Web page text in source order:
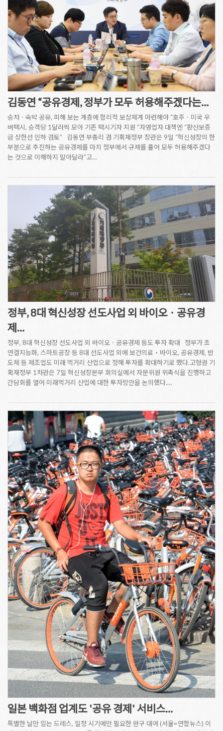
김동연 “공유경제, 정부가 모두 허용해주겠다는…
승차ㆍ숙박 공유, 피해 보는 계층에 합리적 보상체계 마련해야 “호주ㆍ미국 우
버택시, 승객당 1달러씩 모아 기존 택시기자 지원 ”자영업자 대책엔 “환산보증
금 상한선 인하 검토” 김동연 부총리 겸 기획재정부 장관은 9일 “혁신성장의 한
부분으로 추진하는 공유경제를 마치 정부에서 규제를 풀어 모두 허용해주겠다
는 것으로 이해하지 말아달라”고…
정부, 8대 혁신성장 선도사업 외 바이오ㆍ공유경
제…
정부, 8대 혁신성장 선도사업 외 바이오ㆍ공유경제 등도 투자 확대 정부가 초
연결지능화, 스마트공장 등 8대 선도사업 외에 보건의료‧바이오, 공유경제, 반
도체 등 제조업도 미래 먹거리 산업으로 정해 투자를 확대하기로 했다.고형권 기
획재정부 1차관은 7일 혁신성장본부 회의실에서 자문위원 위촉식을 진행하고
간담회를 열어 미래먹거리 산업에 대한 투자방안을 논의했다.…
일본 백화점 업계도 '공유 경제' 서비스…
특별한 날만 입는 드레스, 일정 시기에만 필요한 완구 대여 (서울=연합뉴스) 이